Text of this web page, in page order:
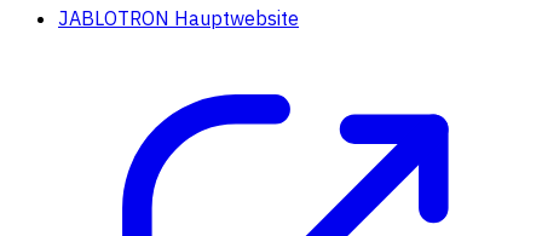
JABLOTRON Hauptwebsite